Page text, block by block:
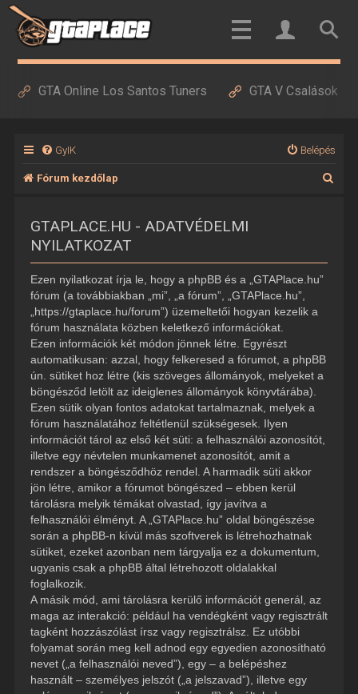
GTA Online Los Santos Tuners GTA V Csalások
GyIK Belépés
Fórum kezdőlap
GTAPLACE.HU - ADATVÉDELMI
NYILATKOZAT
Ezen nyilatkozat írja le, hogy a phpBB és a „GTAPlace.hu”
fórum (a továbbiakban „mi”, „a fórum”, „GTAPlace.hu”,
„https://gtaplace.hu/forum”) üzemeltetői hogyan kezelik a
fórum használata közben keletkező információkat.
Ezen információk két módon jönnek létre. Egyrészt
automatikusan: azzal, hogy felkeresed a fórumot, a phpBB
ún. sütiket hoz létre (kis szöveges állományok, melyeket a
böngésződ letölt az ideiglenes állományok könyvtárába).
Ezen sütik olyan fontos adatokat tartalmaznak, melyek a
fórum használatához feltétlenül szükségesek. Ilyen
információt tárol az első két süti: a felhasználói azonosítót,
illetve egy névtelen munkamenet azonosítót, amit a
rendszer a böngésződhöz rendel. A harmadik süti akkor
jön létre, amikor a fórumot böngészed – ebben kerül
tárolásra melyik témákat olvastad, így javítva a
felhasználói élményt. A „GTAPlace.hu” oldal böngészése
során a phpBB-n kívül más szoftverek is létrehozhatnak
sütiket, ezeket azonban nem tárgyalja ez a dokumentum,
ugyanis csak a phpBB által létrehozott oldalakkal
foglalkozik.
A másik mód, ami tárolásra kerülő információt generál, az
maga az interakció: például ha vendégként vagy regisztrált
tagként hozzászólást írsz vagy regisztrálsz. Ez utóbbi
folyamat során meg kell adnod egy egyedien azonosítható
nevet („a felhasználói neved”), egy – a belépéshez
használt – személyes jelszót („a jelszavad”), illetve egy